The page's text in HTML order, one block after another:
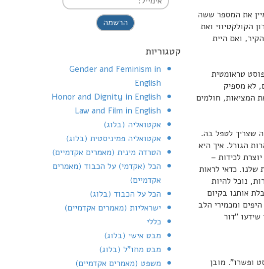
את המספר ששה
הקולקטיווי ואת
ואם היית
טראומטית
לא מספיק
המציאות, חולמים
שצריך לטפל בה.
הגורל. איך היא
לכידות –
כדאי לראות
נוכל להיות
אותנו בקיום
ומכמירי הלב
"דור
במאמרו המעניין של דורון רוזנבלום במוסף הארץ מיום 19.1.2008 "טקסט ופשרו". מובן
I agree terms and
קטגוריות
Gender and Feminism in
English
Honor and Dignity in English
Law and Film in English
אקטואליה (בלוג)
אקטואליה פמיניסטית (בלוג)
הטרדה מינית (מאמרים אקדמיים)
הכל (אקדמי) על הכבוד (מאמרים
אקדמיים)
הכל על הכבוד (בלוג)
ישראליות (מאמרים אקדמיים)
כללי
מבט אישי (בלוג)
מבט מחו"ל (בלוג)
משפט (מאמרים אקדמיים)